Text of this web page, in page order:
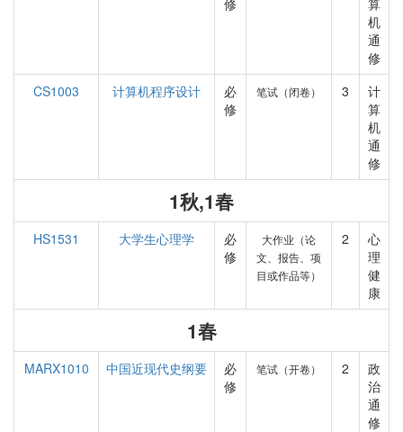
修
算
机
通
修
CS1003
计算机程序设计
必
修
笔试（闭卷） 3
计
算
机
通
修
1秋,1春
HS1531 大学生心理学
必
修
大作业（论
文、报告、项
目或作品等）
2
心
理
健
康
1春
MARX1010 中国近现代史纲要
必
修
笔试（开卷） 2
政
治
通
修